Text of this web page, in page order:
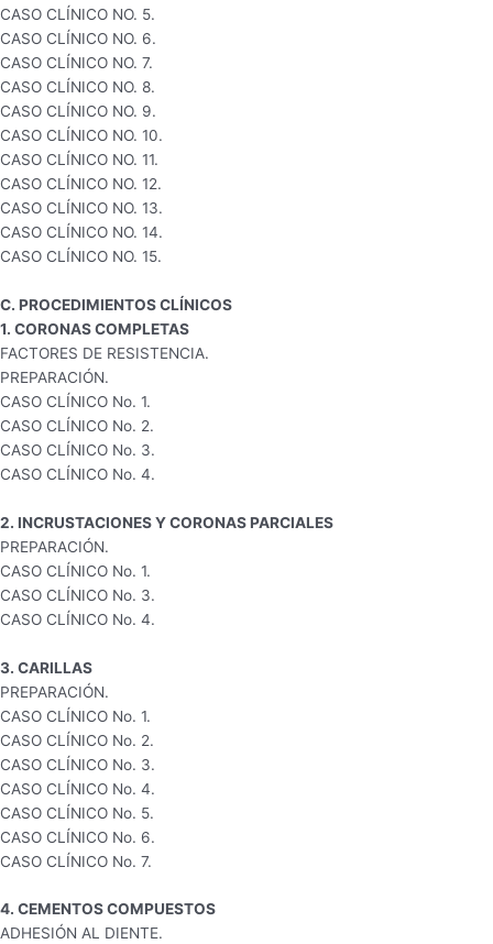
CASO CLÍNICO NO. 5.
CASO CLÍNICO NO. 6.
CASO CLÍNICO NO. 7.
CASO CLÍNICO NO. 8.
CASO CLÍNICO NO. 9.
CASO CLÍNICO NO. 10.
CASO CLÍNICO NO. 11.
CASO CLÍNICO NO. 12.
CASO CLÍNICO NO. 13.
CASO CLÍNICO NO. 14.
CASO CLÍNICO NO. 15.
C. PROCEDIMIENTOS CLÍNICOS
1. CORONAS COMPLETAS
FACTORES DE RESISTENCIA.
PREPARACIÓN.
CASO CLÍNICO No. 1.
CASO CLÍNICO No. 2.
CASO CLÍNICO No. 3.
CASO CLÍNICO No. 4.
2. INCRUSTACIONES Y CORONAS PARCIALES
PREPARACIÓN.
CASO CLÍNICO No. 1.
CASO CLÍNICO No. 3.
CASO CLÍNICO No. 4.
3. CARILLAS
PREPARACIÓN.
CASO CLÍNICO No. 1.
CASO CLÍNICO No. 2.
CASO CLÍNICO No. 3.
CASO CLÍNICO No. 4.
CASO CLÍNICO No. 5.
CASO CLÍNICO No. 6.
CASO CLÍNICO No. 7.
4. CEMENTOS COMPUESTOS
ADHESIÓN AL DIENTE.